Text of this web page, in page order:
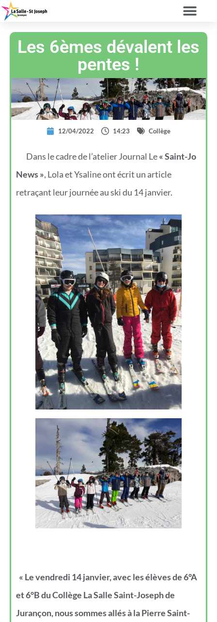
Les 6èmes dévalent les
pentes !
12/04/2022 14:23 Collège
Dans le cadre de l’atelier Journal Le« Saint-Jo
News », Lola et Ysaline ont écrit un article
retraçant leur journée au ski du 14 janvier.
« Le vendredi 14 janvier, avec les élèves de 6°A
et 6°B du Collège La Salle Saint-Joseph de
Jurançon, nous sommes allés à la Pierre Saint-